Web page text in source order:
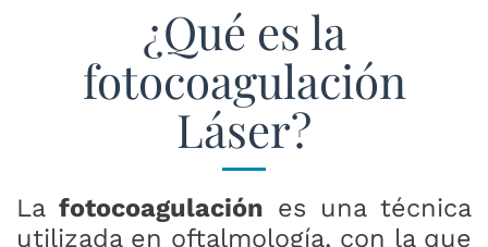
¿Qué es la
fotocoagulación
Láser?
La fotocoagulación es una técnica
utilizada en oftalmología, con la que